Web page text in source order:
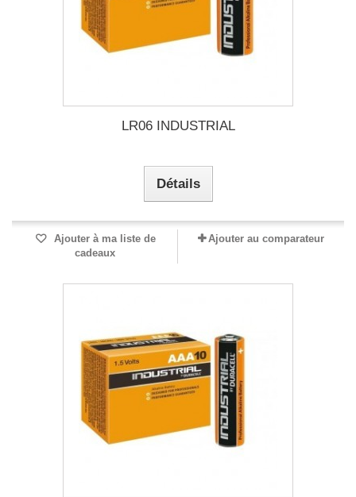
LR06 INDUSTRIAL
Détails
Ajouter à ma liste de
cadeaux
Ajouter au comparateur